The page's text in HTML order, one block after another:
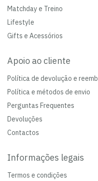
Matchday e Treino
Lifestyle
Gifts e Acessórios
Apoio ao cliente
Política de devolução e
Política e métodos de envio
Perguntas Frequentes
Devoluções
Contactos
Informações legais
Termos e condições